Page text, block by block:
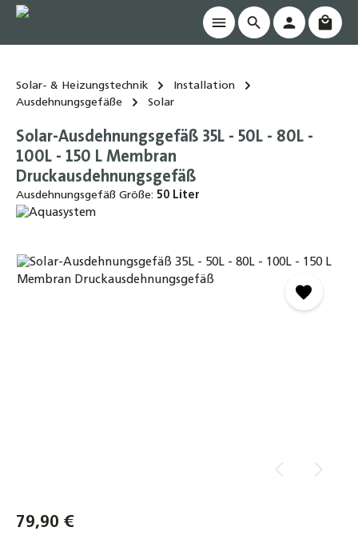
springen
Solar- & Heizungstechnik
Installation
Ausdehnungsgefäße
Solar
Solar-Ausdehnungsgefäß 35L - 50L - 80L -
100L - 150 L Membran
Druckausdehnungsgefäß
Ausdehnungsgefäß Größe: 50 Liter
Bildergalerie überspringen
79,90 €